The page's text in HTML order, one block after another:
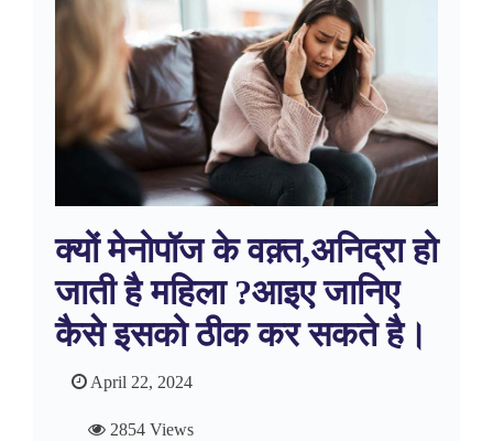
क्यों मेनोपॉज के वक़्त,अनिद्रा हो
जाती है महिला ?आइए जानिए
कैसे इसको ठीक कर सकते है।
April 22, 2024
2854 Views